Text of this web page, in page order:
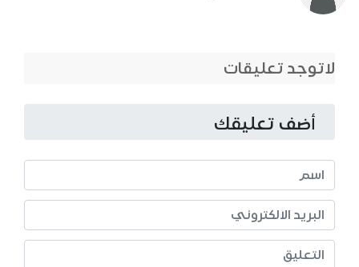
لاتوجد تعليقات
أضف تعليقك